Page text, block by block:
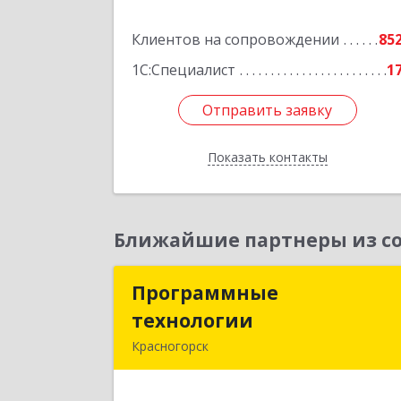
Клиентов на сопровождении
1С:Специалист
Отправить заявку
Показать контакты
Отправить заявку
Назад
Ближайшие партнеры из
Программные
технологии
Красногорск
Программные